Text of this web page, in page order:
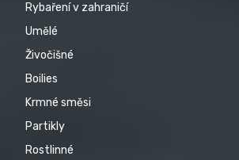
Rybaření v zahraničí
Umělé
Živočišné
Boilies
Krmné směsi
Partikly
Rostlinné